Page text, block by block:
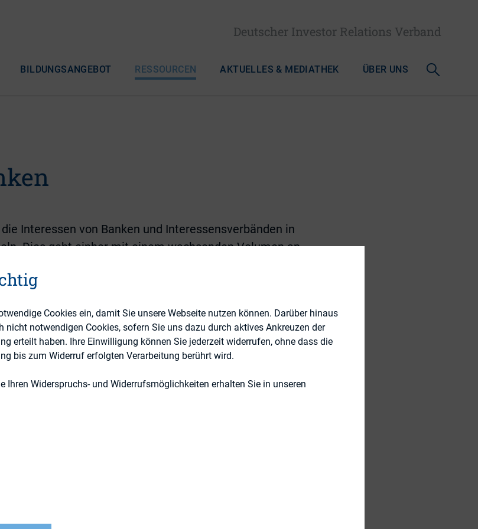
Deutscher Investor Relations Verband
BILDUNGSANGEBOT RESSOURCEN AKTUELLES & MEDIATHEK ÜBER UNS
Interessen von Banken und Interessensverbänden in
Dies geht einher mit einem wachsenden Volumen an
in Bezug auf die Passiv-Seite.
zur Ermittlung der Ratings, die Sichtweise der
ESG und Digitalisierung, aber auch ganz klassische
und Kapitalanforderungen an Banken spielen
unwesentliche Komponente unserer
Cookies ein, damit Sie unsere Webseite nutzen können. Darüber hinaus
notwendigen Cookies, sofern Sie uns dazu durch aktives Ankreuzen der
erteilt haben. Ihre Einwilligung können Sie jederzeit widerrufen, ohne dass die
bis zum Widerruf erfolgten Verarbeitung berührt wird.
Ihren Widerspruchs- und Widerrufsmöglichkeiten erhalten Sie in unseren